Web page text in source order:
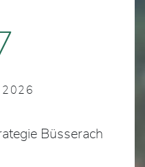
2026
Büsserach